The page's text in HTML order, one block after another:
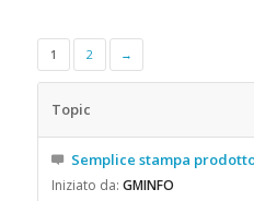
1 2 →
Topic
Semplice stampa
Iniziato da: GMINFO